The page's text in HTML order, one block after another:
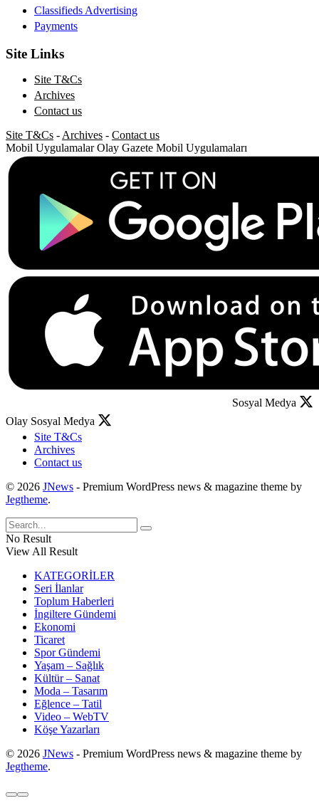
Classifieds Advertising
Payments
Site Links
Site T&Cs
Archives
Contact us
Site T&Cs - Archives - Contact us
Mobil Uygulamalar Olay Gazete Mobil Uygulamaları
Sosyal Medya
Olay Sosyal Medya
Site T&Cs
Archives
Contact us
© 2026 JNews - Premium WordPress news & magazine theme by
Jegtheme.
No Result
View All Result
KATEGORİLER
Seri İlanlar
Toplum Haberleri
İngiltere Gündemi
Ekonomi
Ticaret
Spor Gündemi
Yaşam – Sağlık
Kültür – Sanat
Moda – Tasarım
Eğlence – Tatil
Video – WebTV
Köşe Yazarları
© 2026 JNews - Premium WordPress news & magazine theme by
Jegtheme.